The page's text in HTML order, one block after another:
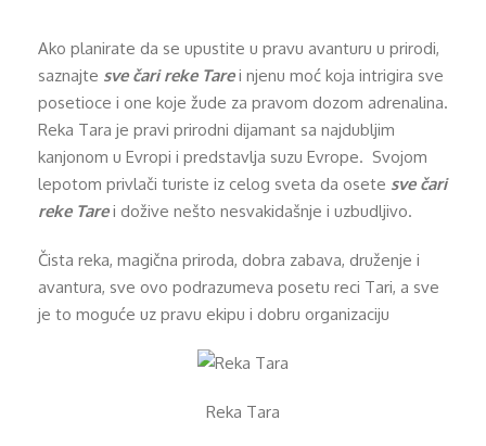
Ako planirate da se upustite u pravu avanturu u prirodi,
saznajte sve čari reke Tarei njenu moć koja intrigira sve
posetioce i one koje žude za pravom dozom adrenalina.
Reka Tara je pravi prirodni dijamant sa najdubljim
kanjonom u Evropi i predstavlja suzu Evrope. Svojom
lepotom privlači turiste iz celog sveta da osete sve čari
reke Tarei dožive nešto nesvakidašnje i uzbudljivo.
Čista reka, magična priroda, dobra zabava, druženje i
avantura, sve ovo podrazumeva posetu reci Tari, a sve
je to moguće uz pravu ekipu i dobru organizaciju
Reka Tara